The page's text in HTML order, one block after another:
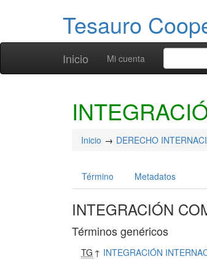
Tesauro
Inicio Mi cuenta
Inicio DERECHO
Término Metadatos
INTEGRACIÓN
Términos genéricos
TG ↑ INTEGRACIÓN